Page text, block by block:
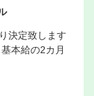
決定致します
本給の2カ月